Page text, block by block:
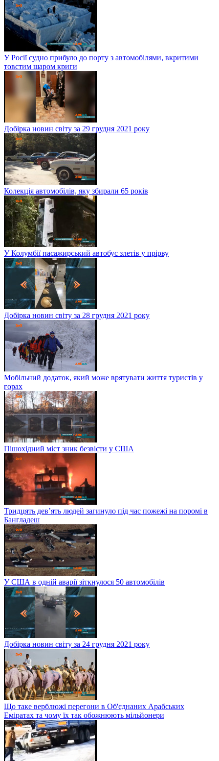
У Росії судно прибуло до порту з автомобілями, вкритими
товстим шаром криги
Добірка новин світу за 29 грудня 2021 року
Колекція автомобілів, яку збирали 65 років
У Колумбії пасажирський автобус злетів у прірву
Добірка новин світу за 28 грудня 2021 року
Мобільний додаток, який може врятувати життя туристів у
горах
Пішохідний міст зник безвісти у США
Тридцять дев’ять людей загинуло під час пожежі на поромі в
Бангладеш
У США в одній аварії зіткнулося 50 автомобілів
Добірка новин світу за 24 грудня 2021 року
Що таке верблюжі перегони в Об'єднаних Арабських
Еміратах та чому їх так обожнюють мільйонери